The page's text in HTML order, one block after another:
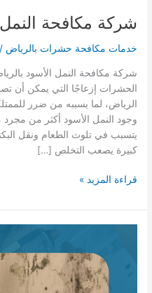
شركة مكافحة
خدمات مكافحة حشرات بالرياض /
شركة مكافحة النمل الأسود
الحشرات إزعاجًا التي يمكن أن
الرياض، لما يسببه من ضرر
وجود النمل الأسود أكثر من
يتسبب في تلوث الطعام ونقل
كبيرة يصعب التخلص […]
شركة
النمل
الأسود
قراءة المزيد »